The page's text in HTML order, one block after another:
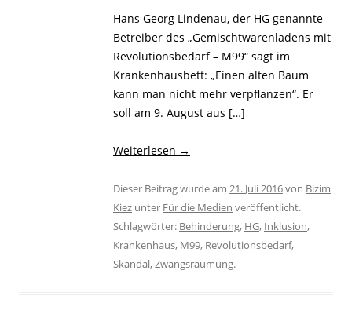
Hans Georg Lindenau, der HG genannte
Betreiber des „Gemischtwarenladens mit
Revolutionsbedarf – M99“ sagt im
Krankenhausbett: „Einen alten Baum
kann man nicht mehr verpflanzen“. Er
soll am 9. August aus […]
Weiterlesen →
Dieser Beitrag wurde am 21. Juli 2016von Bizim
Kiez unter Für die Medien veröffentlicht.
Schlagwörter: Behinderung, HG, Inklusion,
Krankenhaus, M99, Revolutionsbedarf,
Skandal,Zwangsräumung.